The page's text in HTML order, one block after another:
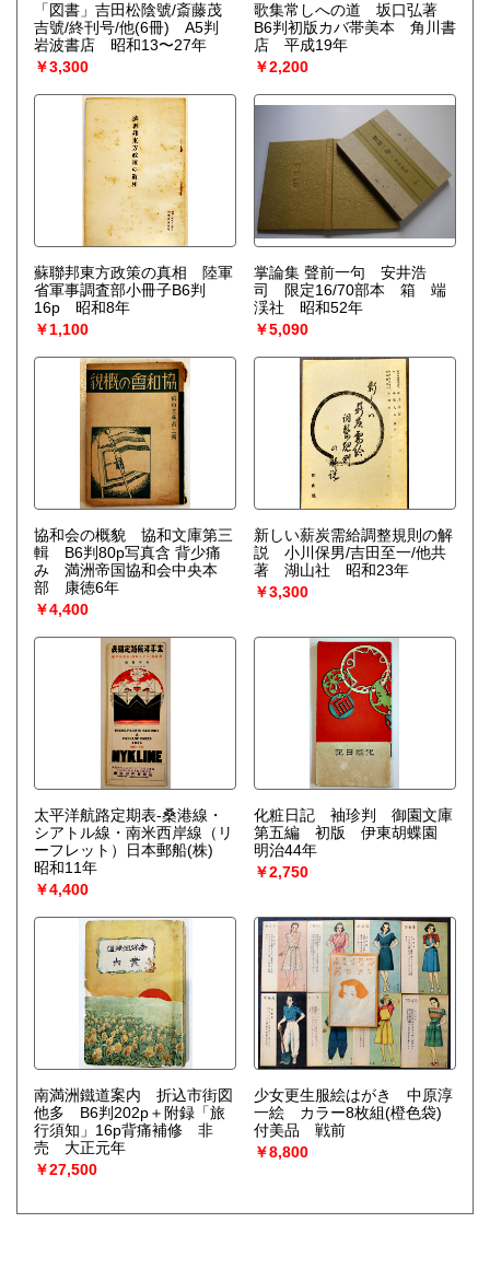
「図書」吉田松陰號/斎藤茂
吉號/終刊号/他(6冊) A5判
岩波書店 昭和13〜27年
￥3,300
歌集常しへの道 坂口弘著
B6判初版カバ帯美本 角川書
店 平成19年
￥2,200
蘇聯邦東方政策の真相 陸軍
省軍事調査部小冊子B6判
16p 昭和8年
￥1,100
掌論集 聲前一句 安井浩
司 限定16/70部本 箱 端
渓社 昭和52年
￥5,090
協和会の概貌 協和文庫第三
輯 B6判80p写真含 背少痛
み 満洲帝国協和会中央本
部 康徳6年
￥4,400
新しい薪炭需給調整規則の解
説 小川保男/吉田至一/他共
著 湖山社 昭和23年
￥3,300
太平洋航路定期表-桑港線・
シアトル線・南米西岸線（リ
ーフレット）日本郵船(株)
昭和11年
￥4,400
化粧日記 袖珍判 御園文庫
第五編 初版 伊東胡蝶園
明治44年
￥2,750
南満洲鐵道案内 折込市街図
他多 B6判202p＋附録「旅
行須知」16p背痛補修 非
売 大正元年
￥27,500
少女更生服絵はがき 中原淳
一絵 カラー8枚組(橙色袋)
付美品 戦前
￥8,800